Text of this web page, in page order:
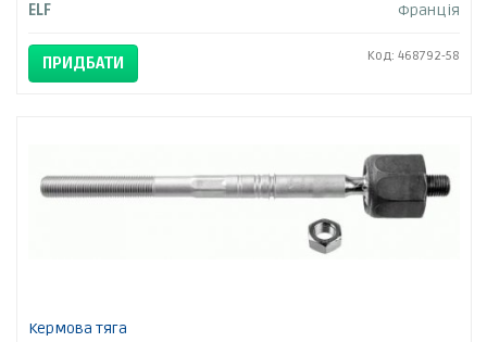
ELF
Франція
ПРИДБАТИ Код: 468792-58
Кермова тяга